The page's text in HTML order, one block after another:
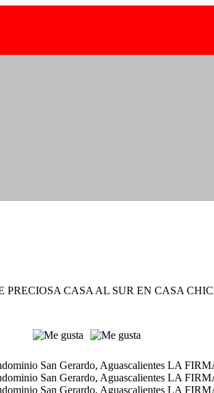
CASA AL SUR EN CASA